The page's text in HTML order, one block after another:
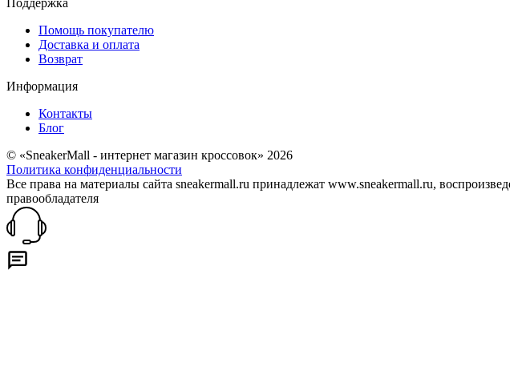
Помощь покупателю
Доставка и оплата
Возврат
Информация
Контакты
Блог
© «SneakerMall - интернет магазин кроссовок» 2026
Политика конфиденциальности
Все права на материалы сайта sneakermall.ru принадлежат www.sneakermall.ru,
правообладателя